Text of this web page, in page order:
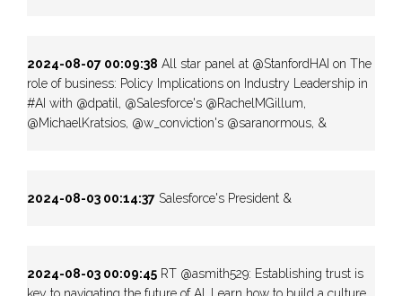
2024-08-07 00:09:38 All star panel at @StanfordHAI on The
role of business: Policy Implications on Industry Leadership in
#AI with @dpatil, @Salesforce's @RachelMGillum,
@MichaelKratsios, @w_conviction's @saranormous, &
2024-08-03 00:14:37 Salesforce's President &
2024-08-03 00:09:45 RT @asmith529: Establishing trust is